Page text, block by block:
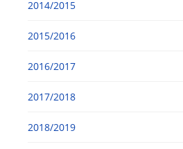
2014/2015
2015/2016
2016/2017
2017/2018
2018/2019